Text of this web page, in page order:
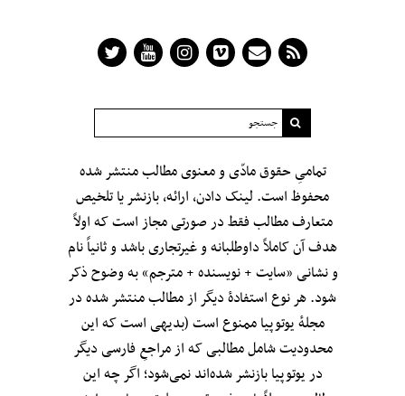
تمامیِ حقوق مادّی و معنوی مطالب منتشر شده
محفوظ است. لینک دادن، ارائه، بازنشر یا تلخیص
متعارف مطالب فقط در صورتی مجاز است که اولاً
هدف آن کاملاً داوطلبانه و غیرتجاری باشد و ثانیاً نام
و نشانی «سایت + نویسنده + مترجم» به وضوح ذکر
شود. هر نوع استفادهٔ دیگر از مطالب منتشر شده در
مجلهٔ یوتوپیا ممنوع است (بدیهی است که این
محدودیت شامل مطالبی که از مراجعِ فارسی دیگر
در یوتوپیا بازنشر شده‌اند نمی‌شود؛ اگر چه این